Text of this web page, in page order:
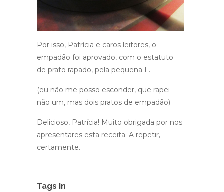
Por isso, Patrícia e caros leitores, o
empadão foi aprovado, com o estatuto
de prato rapado, pela pequena L.
(eu não me posso esconder, que rapei
não um, mas dois pratos de empadão)
Delicioso, Patrícia! Muito obrigada por nos
apresentares esta receita. A repetir,
certamente.
Tags In